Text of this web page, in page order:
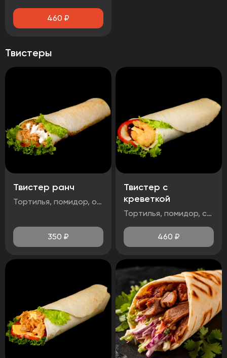
460 ₽
Твистеры
Твистер ранч
Тортилья, помидор, огурец маринованный, салат айсберг, стрипсы 2шт, соус чесночный
350 ₽
Твистер с
креветкой
Тортилья, помидор, салат айсберг, сыр чеддер, креветка, соус чесночный
460 ₽